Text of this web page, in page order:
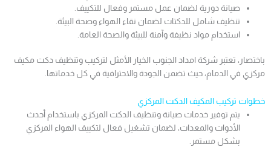
صيانة دورية لضمان عمل مستمر وفعال للتكييف.
تنظيف شامل للدكتات لضمان نقاء الهواء وصحة البيئة.
استخدام مواد نظيفة وآمنة للبيئة والصحة العامة.
باختصار، تعتبر شركة امداد الجنوب الخيار الأمثل لتركيب وتنظيف دكت مكيف
مركزي في الدمام، حيث تضمن الجودة والاحترافية في كل خدماتها.
خطوات تركيب المكيف الدكت المركزي
يتم توفير خدمات صيانة وتنظيف الدكت المركزي باستخدام أحدث
الأدوات والمعدات، لضمان تشغيل فعال لتكييف الهواء المركزي
بشكل مستمر.